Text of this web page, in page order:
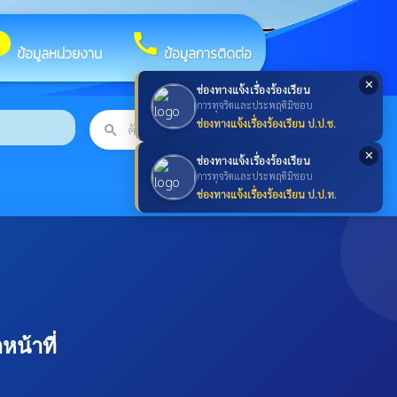
✕
ช่องทางแจ้งเรื่องร้องเรียน
การทุจริตและประพฤติมิชอบ
ช่องทางแจ้งเรื่องร้องเรียน ป.ป.ช.
✕
ช่องทางแจ้งเรื่องร้องเรียน
การทุจริตและประพฤติมิชอบ
ช่องทางแจ้งเรื่องร้องเรียน ป.ป.ท.
ข้อมูลหน่วยงาน callข้อมูลการติดต่อ
search searchค้นหา
หน้าที่